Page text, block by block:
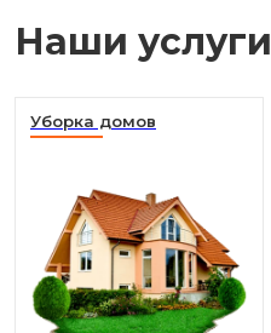
Наши услуги
Уборка домов